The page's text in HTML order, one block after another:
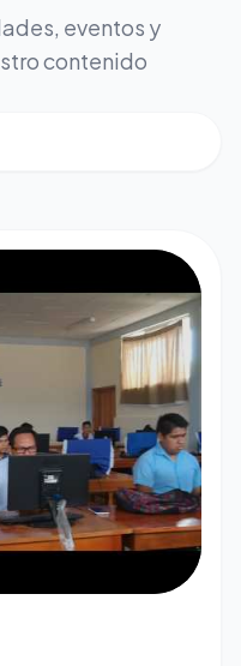
eventos y
contenido